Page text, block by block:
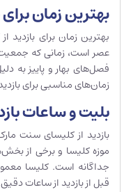
بهترین زمان برای
بهترین زمان برای بازدید
عصر است، زمانی که
فصل‌های بهار و پاییز به
زمان‌های مناسبی برای
بلیت و ساعات
بازدید از کلیسای سنت
موزه کلیسا و برخی از
جداگانه است. کلیسا
قبل از بازدید از ساعات